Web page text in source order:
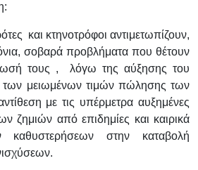
και κτηνοτρόφοι αντιμετωπίζουν,
σοβαρά προβλήματα που θέτουν
τους , λόγω της αύξησης του
μειωμένων τιμών πώλησης των
με τις υπέρμετρα αυξημένες
ζημιών από επιδημίες και καιρικά
καθυστερήσεων στην καταβολή